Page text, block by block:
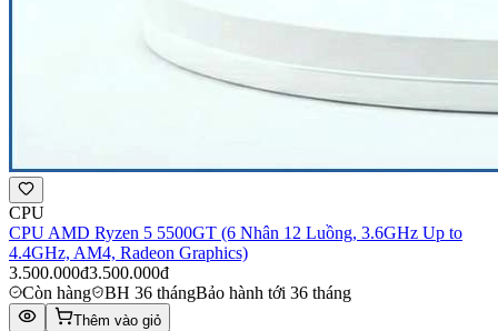
CPU
CPU AMD Ryzen 5 5500GT (6 Nhân 12 Luồng, 3.6GHz Up to
4.4GHz, AM4, Radeon Graphics)
3.500.000đ3.500.000đ
Còn hàng
BH 36 thángBảo hành tới 36 tháng
Thêm vào giỏ